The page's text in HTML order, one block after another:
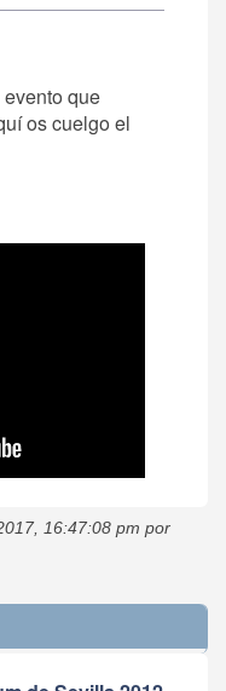
que
os cuelgo el
16:47:08 pm por